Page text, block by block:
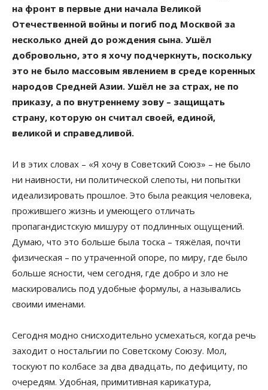
на фронт в первые дни начала Великой
Отечественной войны и погиб под Москвой за
несколько дней до рождения сына. Ушёл
добровольно, это я хочу подчеркнуть, поскольку
это не было массовым явлением в среде коренных
народов Средней Азии. Ушёл не за страх, не по
приказу, а по внутреннему зову – защищать
страну, которую он считал своей, единой,
великой и справедливой.
И в этих словах – «Я хочу в Советский Союз» – не было
ни наивности, ни политической слепоты, ни попытки
идеализировать прошлое. Это была реакция человека,
прожившего жизнь и умеющего отличать
пропагандистскую мишуру от подлинных ощущений.
Думаю, что это больше была тоска – тяжёлая, почти
физическая – по утраченной опоре, по миру, где было
больше ясности, чем сегодня, где добро и зло не
маскировались под удобные формулы, а назывались
своими именами.
Сегодня модно снисходительно усмехаться, когда речь
заходит о ностальгии по Советскому Союзу. Мол,
тоскуют по колбасе за два двадцать, по дефициту, по
очередям. Удобная, примитивная карикатура,